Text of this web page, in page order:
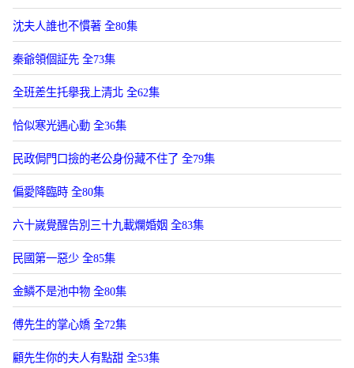
沈夫人誰也不慣著 全80集
秦爺領個証先 全73集
全班差生托擧我上清北 全62集
恰似寒光遇心動 全36集
民政侷門口撿的老公身份藏不住了 全79集
偏愛降臨時 全80集
六十嵗覺醒告別三十九載爛婚姻 全83集
民國第一惡少 全85集
金鱗不是池中物 全80集
傅先生的掌心嬌 全72集
顧先生你的夫人有點甜 全53集